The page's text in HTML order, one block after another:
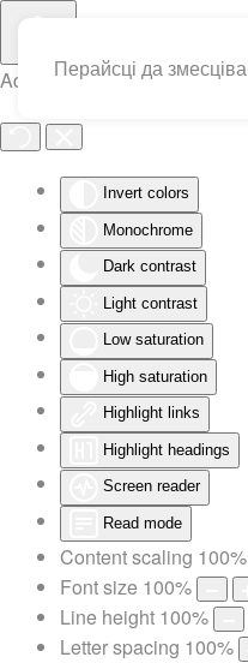
Accessibility Tools
Invert colors
Monochrome
Dark contrast
Light contrast
Low saturation
High saturation
Highlight links
Highlight headings
Screen reader
Read mode
Content scaling 100%
Font size 100%
Line height 100%
Letter spacing 100%
Перайсці да змесціва